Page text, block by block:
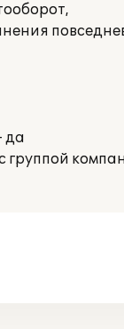
да
группой